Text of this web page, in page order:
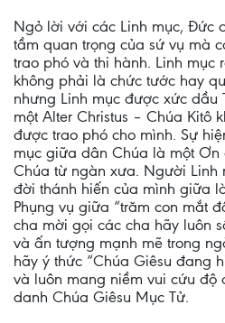
Ngỏ lời với các Linh mục, Đức
tầm quan trọng của sứ vụ mà
trao phó và thi hành. Linh mục
không phải là chức tước hay
nhưng Linh mục được xức dầu
một Alter Christus – Chúa Kitô
được trao phó cho mình. Sự
mục giữa dân Chúa là một Ơn
Chúa từ ngàn xưa. Người Linh
đời thánh hiến của mình giữa
Phụng vụ giữa “trăm con mắt
cha mời gọi các cha hãy luôn
và ấn tượng mạnh mẽ trong
hãy ý thức “Chúa Giêsu đang
và luôn mang niềm vui cứu độ
danh Chúa Giêsu Mục Tử.